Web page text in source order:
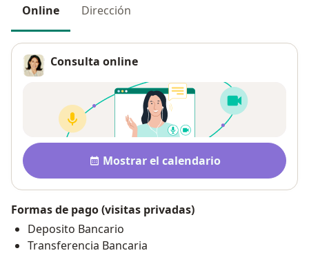
Online Dirección
Consulta online
Disponibilidad
Mostrar el calendario
Formas de pago (visitas privadas)
Deposito Bancario
Transferencia Bancaria